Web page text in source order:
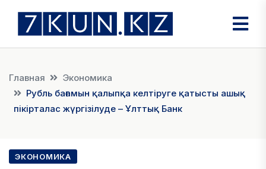
Главная
Экономика
Рубль бағамын қалыпқа келтіруге қатысты ашық
пікірталас жүргізілуде – Ұлттық Банк
ЭКОНОМИКА